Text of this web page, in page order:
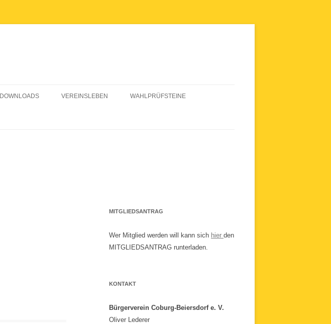
DOWNLOADS VEREINSLEBEN WAHLPRÜFSTEINE
MITGLIEDSANTRAG
Wer Mitglied werden will kann sich hier den
MITGLIEDSANTRAG runterladen.
KONTAKT
Bürgerverein Coburg-Beiersdorf e. V.
Oliver Lederer